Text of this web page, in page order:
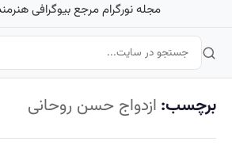
مجله نورگرام مرجع بیوگرافی
برچسب: ازدواج حسن روحانی